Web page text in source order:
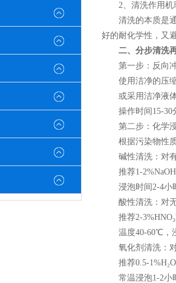
2、清洗作用机
清洗的本质是通
好的耐化学性，又
二、分步清洗
第一步：反向冲
使用洁净的压缩
或采用洁净液体
操作时间15-30分
第二步：化学浸
根据污染物性质
碱性清洗：对有
推荐1-2%NaOH
浸泡时间2-4小
酸性清洗：对无
推荐2-3%HNO₃
温度40-60℃，
氧化剂清洗：对
推荐0.5-1%H₂O₂
常温浸泡1-2小